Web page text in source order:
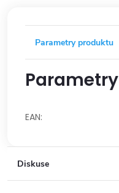
Parametry produktu
Parametry
EAN:
Diskuse